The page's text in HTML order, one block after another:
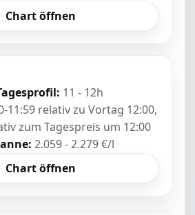
Chart öffnen
11 - 12h
11:59 relativ zu Vortag 12:00,
zum Tagespreis um 12:00
2.059 - 2.279 €/l
Chart öffnen